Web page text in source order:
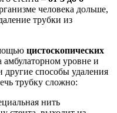
человека дольше,
трубки из
цистоскопических
амбулаторном уровне и
способы удаления
трубку сложно:
нить